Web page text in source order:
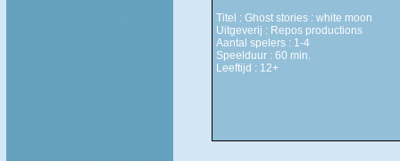
Titel : Ghost stories : white moon
Uitgeverij : Repos productions
Aantal spelers : 1-4
Speelduur : 60 min.
Leeftijd : 12+